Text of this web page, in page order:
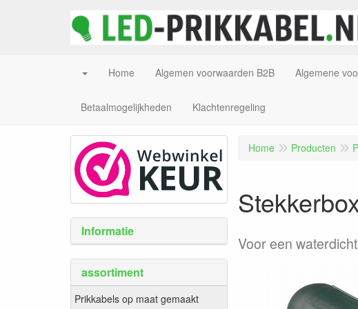
Home Algemen voorwaarden B2B Algemene
Betaalmogelijkheden Klachtenregeling
Informatie
assortiment
Prikkabels op maat gemaakt
Home Producten
Voor een